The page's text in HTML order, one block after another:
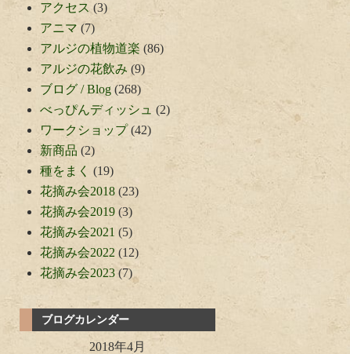
アクセス (3)
アニマ (7)
アルジの植物道楽 (86)
アルジの花飲み (9)
ブログ / Blog(268)
べっぴんディッシュ (2)
ワークショップ(42)
新商品 (2)
種をまく (19)
花摘み会2018(23)
花摘み会2019(3)
花摘み会2021 (5)
花摘み会2022 (12)
花摘み会2023(7)
ブログカレンダー
2018年4月